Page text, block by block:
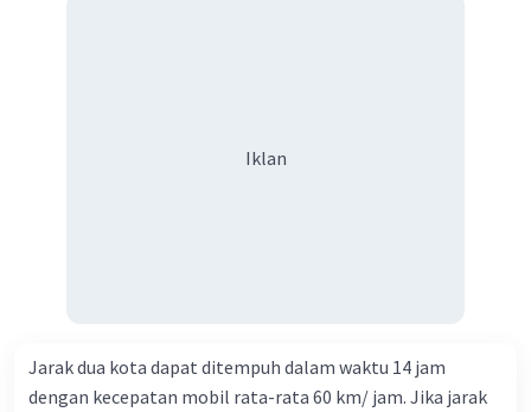
Iklan
Jarak dua kota dapat ditempuh dalam waktu 14 jam
dengan kecepatan mobil rata-rata 60 km/ jam. Jika jarak